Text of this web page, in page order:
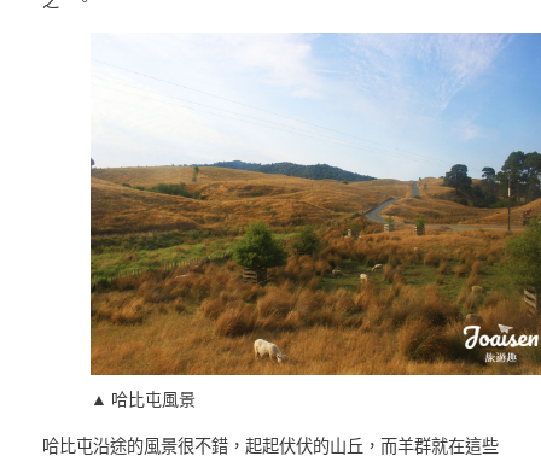
▲ 哈比屯風景
哈比屯沿途的風景很不錯，起起伏伏的山丘，而羊群就在這些